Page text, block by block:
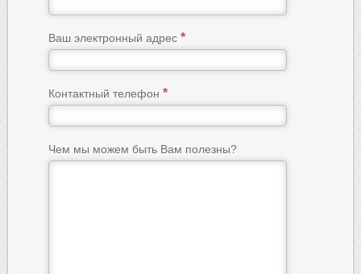
Ваш электронный адрес
Контактный телефон
Чем мы можем быть Вам полезны?